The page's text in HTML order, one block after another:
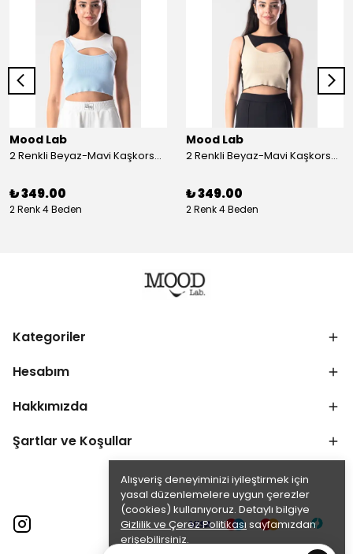
Alışveriş deneyiminizi iyileştirmek için
yasal düzenlemelere uygun çerezler
(cookies) kullanıyoruz. Detaylı bilgiye
Gizlilik ve Çerez Politikası sayfamızdan
erişebilirsiniz.
Mood Lab
2 Renkli Beyaz-Mavi Kaşkorse Asimetrik Crop Atlet Bluz Top - beyaz-mavi
₺ 349.00
2 Renk 4 Beden
Mood Lab
2 Renkli Beyaz-Mavi Kaşkorse Asimetrik Crop Atlet Bluz Top - siyah-bej
₺ 349.00
2 Renk 4 Beden
Kategoriler
Hesabım
Hakkımızda
Şartlar ve Koşullar